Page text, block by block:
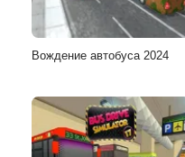
Вождение автобуса 2024